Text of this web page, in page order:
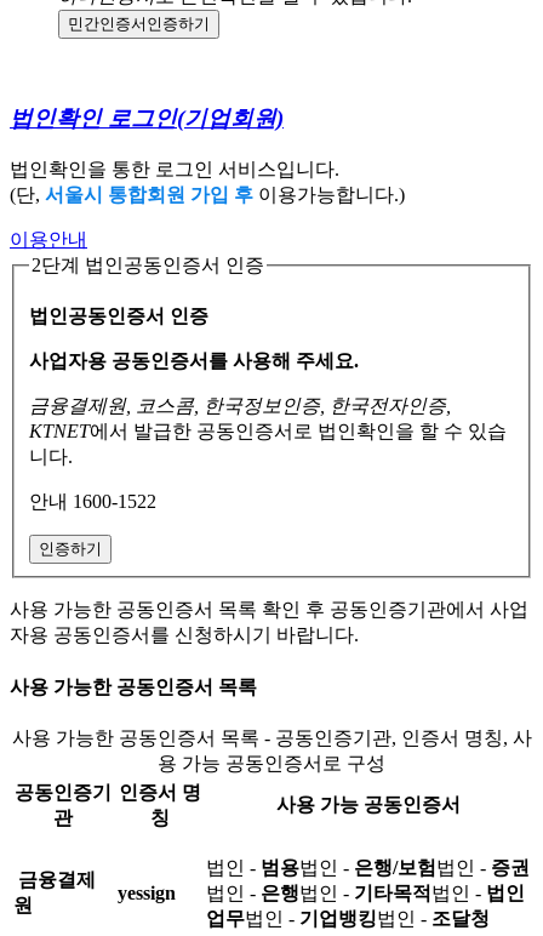
민간인증서 인증하기
법인확인 로그인(기업회원)
법인확인을 통한 로그인 서비스입니다.
(단, 서울시 통합회원 가입 후 이용가능합니다.)
이용안내
2단계 법인공동인증서 인증
법인공동인증서 인증
사업자용 공동인증서를 사용해 주세요.
금융결제원, 코스콤, 한국정보인증, 한국전자인증,
KTNET에서 발급한 공동인증서로 법인확인을 할 수 있습
니다.
안내 1600-1522
인증하기
사용 가능한 공동인증서 목록 확인 후 공동인증기관에서 사업
자용 공동인증서를 신청하시기 바랍니다.
사용 가능한 공동인증서 목록
사용 가능한 공동인증서 목록 - 공동인증기관, 인증서 명칭, 사
용 가능 공동인증서로 구성
공동인증기
관
인증서 명
칭
사용 가능 공동인증서
금융결제
원
yessign
법인 - 범용법인 - 은행/보험 법인 - 증권
법인 - 은행법인 - 기타목적 법인 - 법인
업무법인 - 기업뱅킹법인 - 조달청